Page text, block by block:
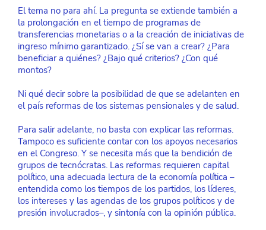
El tema no para ahí. La pregunta se extiende también a
la prolongación en el tiempo de programas de
transferencias monetarias o a la creación de iniciativas de
ingreso mínimo garantizado. ¿Sí se van a crear? ¿Para
beneficiar a quiénes? ¿Bajo qué criterios? ¿Con qué
montos?
Ni qué decir sobre la posibilidad de que se adelanten en
el país reformas de los sistemas pensionales y de salud.
Para salir adelante, no basta con explicar las reformas.
Tampoco es suficiente contar con los apoyos necesarios
en el Congreso. Y se necesita más que la bendición de
grupos de tecnócratas. Las reformas requieren capital
político, una adecuada lectura de la economía política –
entendida como los tiempos de los partidos, los líderes,
los intereses y las agendas de los grupos políticos y de
presión involucrados–, y sintonía con la opinión pública.